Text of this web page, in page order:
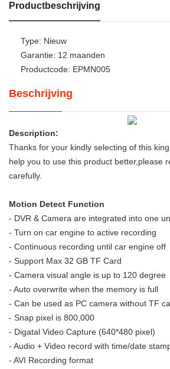
Productbeschrijving
Type: Nieuw
Garantie: 12 maanden
Productcode: EPMN005
Beschrijving
Description:
Thanks for your kindly selecting of this
help you to use this product better,please
carefully.
Motion Detect Function
- DVR & Camera are integrated into one
- Turn on car engine to active recording
- Continuous recording until car engine off
- Support Max 32 GB TF Card
- Camera visual angle is up to 120 degree
- Auto overwrite when the memory is full
- Can be used as PC camera without TF
- Snap pixel is 800,000
- Digatal Video Capture (640*480 pixel)
- Audio + Video record with time/date
- AVI Recording format